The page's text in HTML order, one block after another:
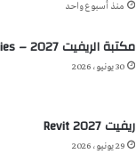
منذ أسبوع واحد
مكتبة الريفيت 2027 – Revit 2027 Libraries
30 يونيو، 2026
ريفيت 2027 Revit
29 يونيو، 2026